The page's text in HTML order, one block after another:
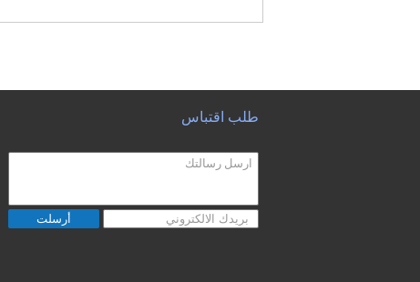
طلب اقتباس
أرسلت